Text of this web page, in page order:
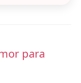
para